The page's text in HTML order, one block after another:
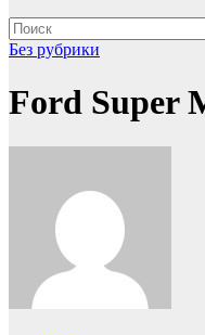
Без рубрики
Ford Super